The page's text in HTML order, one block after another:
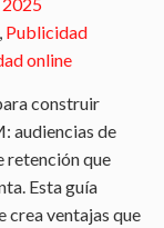
, Publicidad
online
construir
audiencias de
retención que
Esta guía
crea ventajas que